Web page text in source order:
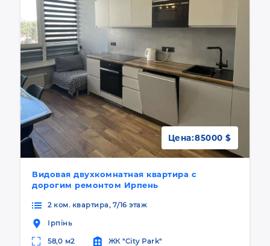
Видовая двухкомнатная квартира с
дорогим ремонтом Ирпень
Цена:85000 $
2 ком. квартира, 7/16 этаж
Ірпінь
58,0 м2 ЖК "City Park"